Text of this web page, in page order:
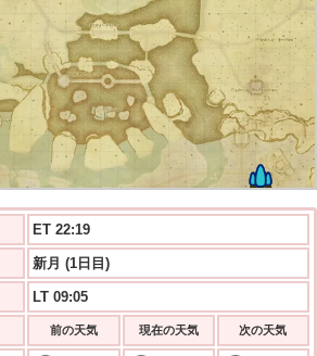
ET 22:19
新月 (1日目)
LT 09:05
前の天気 現在の天気 次の天気